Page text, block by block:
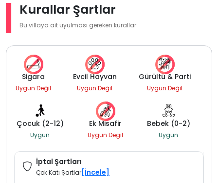
Kurallar Şartlar
Bu villaya ait uyulması gereken kurallar
Sigara
Uygun Değil
Evcil Hayvan
Uygun Değil
Gürültü & Parti
Uygun Değil
Çocuk (2-12)
Uygun
Ek Misafir
Uygun Değil
Bebek (0-2)
Uygun
İptal Şartları
Çok Katı Şartlar [İncele]